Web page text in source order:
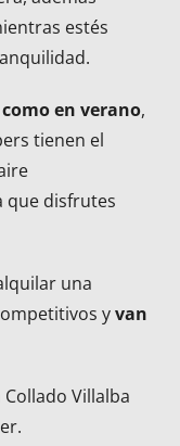
estés
en verano,
tienen el
que disfrutes
una
yvan
Villalba